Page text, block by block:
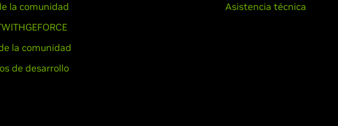
la comunidad
la comunidad
de desarrollo
Asistencia técnica